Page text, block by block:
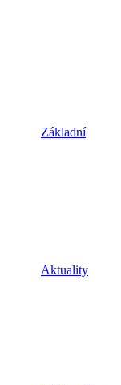
Základní
Aktuality